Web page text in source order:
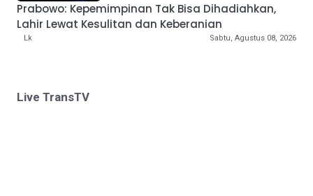
Prabowo: Kepemimpinan Tak Bisa Dihadiahkan,
Lahir Lewat Kesulitan dan Keberanian
Lk Sabtu, Agustus 08, 2026
Live TransTV